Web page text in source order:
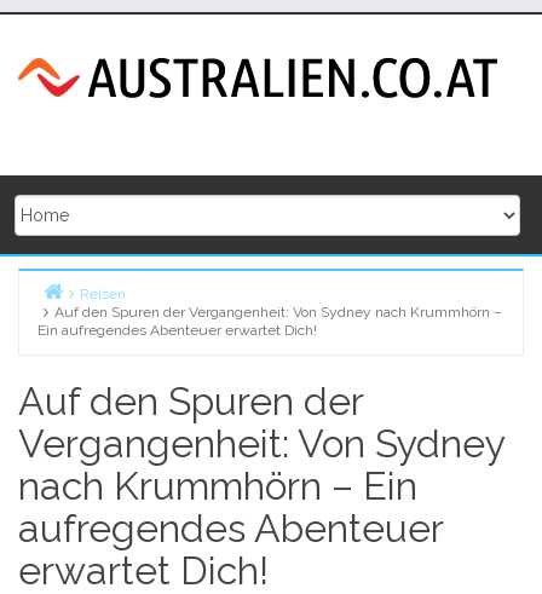
content
Home
Reisen
Auf den Spuren der Vergangenheit: Von Sydney nach Krummhörn –
Ein aufregendes Abenteuer erwartet Dich!
Auf den Spuren der
Vergangenheit: Von Sydney
nach Krummhörn – Ein
aufregendes Abenteuer
erwartet Dich!